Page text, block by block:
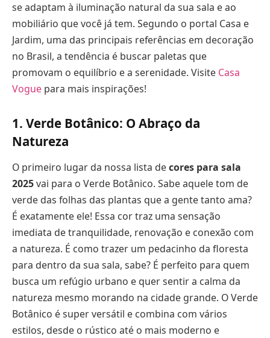
se adaptam à iluminação natural da sua sala e ao
mobiliário que você já tem. Segundo o portal Casa e
Jardim, uma das principais referências em decoração
no Brasil, a tendência é buscar paletas que
promovam o equilíbrio e a serenidade. Visite Casa
Vogue para mais inspirações!
1. Verde Botânico: O Abraço da
Natureza
O primeiro lugar da nossa lista decores para sala
2025vai para o Verde Botânico. Sabe aquele tom de
verde das folhas das plantas que a gente tanto ama?
É exatamente ele! Essa cor traz uma sensação
imediata de tranquilidade, renovação e conexão com
a natureza. É como trazer um pedacinho da floresta
para dentro da sua sala, sabe? É perfeito para quem
busca um refúgio urbano e quer sentir a calma da
natureza mesmo morando na cidade grande. O Verde
Botânico é super versátil e combina com vários
estilos, desde o rústico até o mais moderno e